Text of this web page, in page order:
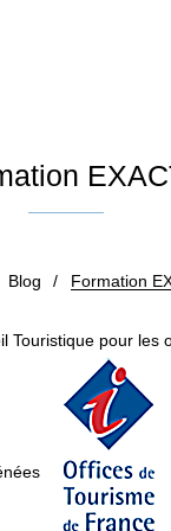
Blog / Formation
Touristique pour les